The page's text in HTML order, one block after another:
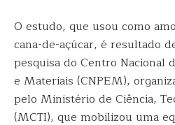
O estudo, que usou como
cana-de-açúcar, é resultado
pesquisa do Centro Nacional
e Materiais (CNPEM),
pelo Ministério de Ciência,
(MCTI), que mobilizou uma